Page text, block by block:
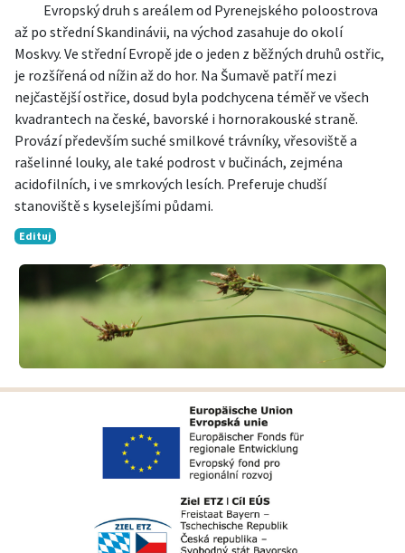
Evropský druh s areálem od Pyrenejského poloostrova
až po střední Skandinávii, na východ zasahuje do okolí
Moskvy. Ve střední Evropě jde o jeden z běžných druhů ostřic,
je rozšířená od nížin až do hor. Na Šumavě patří mezi
nejčastější ostřice, dosud byla podchycena téměř ve všech
kvadrantech na české, bavorské i hornorakouské straně.
Provází především suché smilkové trávníky, vřesoviště a
rašelinné louky, ale také podrost v bučinách, zejména
acidofilních, i ve smrkových lesích. Preferuje chudší
stanoviště s kyselejšími půdami.
Edituj